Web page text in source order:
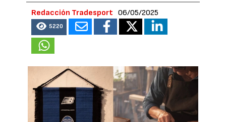
Redacción Tradesport 06/05/2025
5220